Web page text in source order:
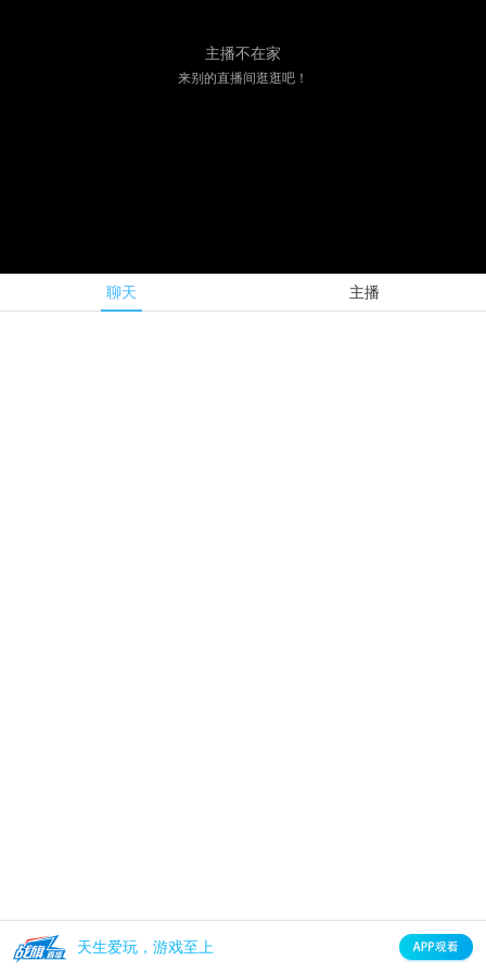
主播不在家
来别的直播间逛逛吧！
聊天 主播
天生爱玩，游戏至上